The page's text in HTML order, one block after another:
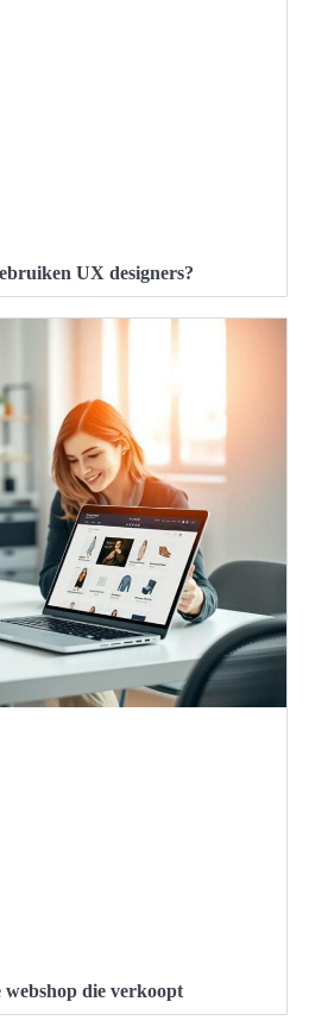
UX designers?
webshop die verkoopt